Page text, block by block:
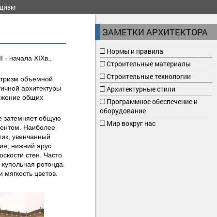
начала XIXв.,
объемной
архитектуры
общих
затемняет общую
Наиболее
увенчанный
нижний ярус
стен. Часто
ротонда.
цветов.
ЗАМЕТКИ АРХИТЕКТОРА
Нормы и правила
Строительные материалы
Строительные технологии
Архитектурные стили
Программное обеспечение и
оборудование
Мир вокруг нас